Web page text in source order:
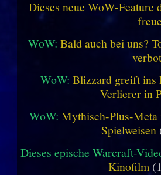
Dieses neue WoW-
WoW: Bald auch bei uns?
WoW: Blizzard greift ins
Verlierer in
WoW: Mythisch-Plus-Meta
Spielweisen
Dieses epische Warcraft-
Kinofilm